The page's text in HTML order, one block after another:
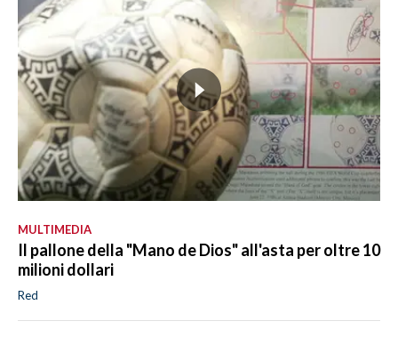
MULTIMEDIA
Il pallone della "Mano de Dios" all'asta per oltre 10
milioni dollari
Red